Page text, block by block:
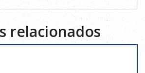
relacionados